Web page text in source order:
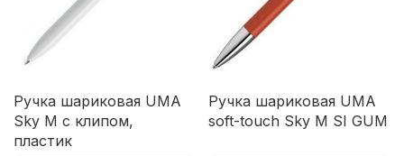
Ручка шариковая UMA
Sky M c клипом,
пластик
Ручка шариковая UMA
soft-touch Sky M SI GUM